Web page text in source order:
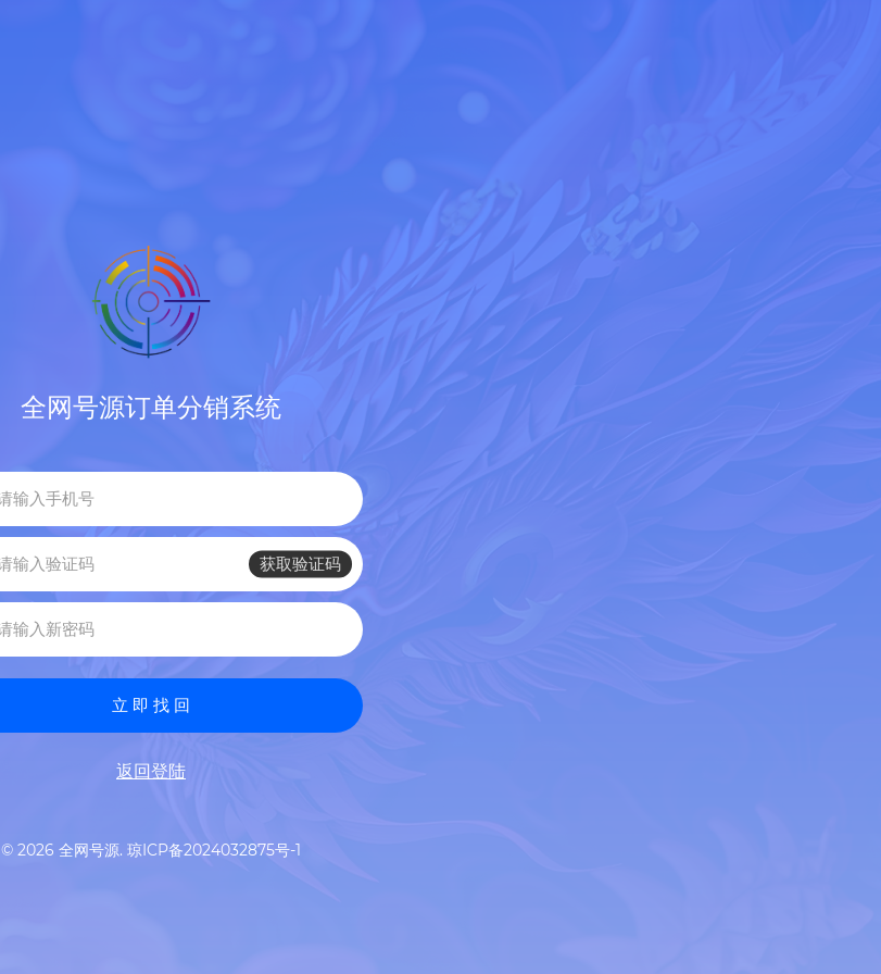
全网号源订单分销系统
获取验证码
立 即 找 回
返回登陆
© 2026 全网号源. 琼ICP备2024032875号-1